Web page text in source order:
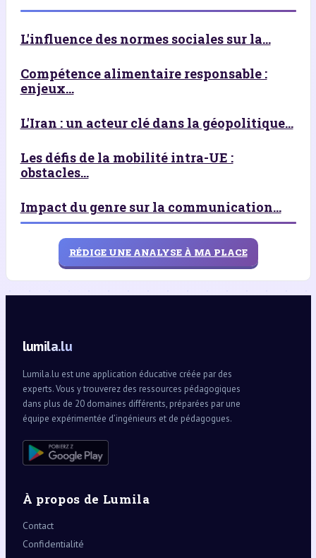
L'influence des normes sociales sur la...
Compétence alimentaire responsable :
enjeux...
L'Iran : un acteur clé dans la géopolitique...
Les défis de la mobilité intra-UE :
obstacles...
Impact du genre sur la communication...
RÉDIGE UNE ANALYSE À MA PLACE
lumila.lu
Lumila.lu est une application éducative créée par des
experts. Vous y trouverez des ressources pédagogiques
dans plus de 20 domaines différents, préparées par une
équipe expérimentée d’ingénieurs et de pédagogues.
À propos de Lumila
Contact
Confidentialité